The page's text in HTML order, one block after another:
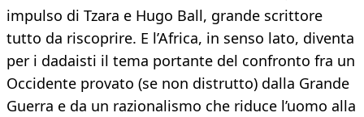
impulso di Tzara e Hugo Ball, grande scrittore
tutto da riscoprire. E l’Africa, in senso lato, diventa
per i dadaisti il tema portante del confronto fra un
Occidente provato (se non distrutto) dalla Grande
Guerra e da un razionalismo che riduce l’uomo alla